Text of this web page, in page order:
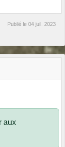
Publié le 04 juil. 2023
aux